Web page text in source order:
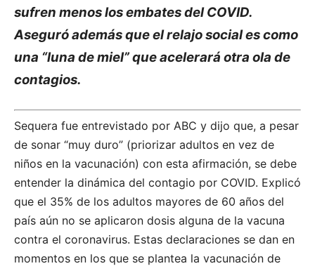
sufren menos los embates del COVID.
Aseguró además que el relajo social es como
una “luna de miel” que acelerará otra ola de
contagios.
Sequera fue entrevistado por ABC y dijo que, a pesar
de sonar “muy duro” (priorizar adultos en vez de
niños en la vacunación) con esta afirmación, se debe
entender la dinámica del contagio por COVID. Explicó
que el 35% de los adultos mayores de 60 años del
país aún no se aplicaron dosis alguna de la vacuna
contra el coronavirus. Estas declaraciones se dan en
momentos en los que se plantea la vacunación de